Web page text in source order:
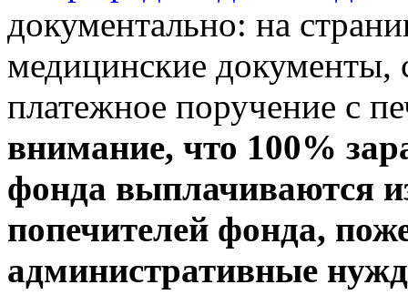
документально: на
медицинские документы,
платежное поручение с
внимание, что 100%
фонда выплачиваются
попечителей фонда,
административные